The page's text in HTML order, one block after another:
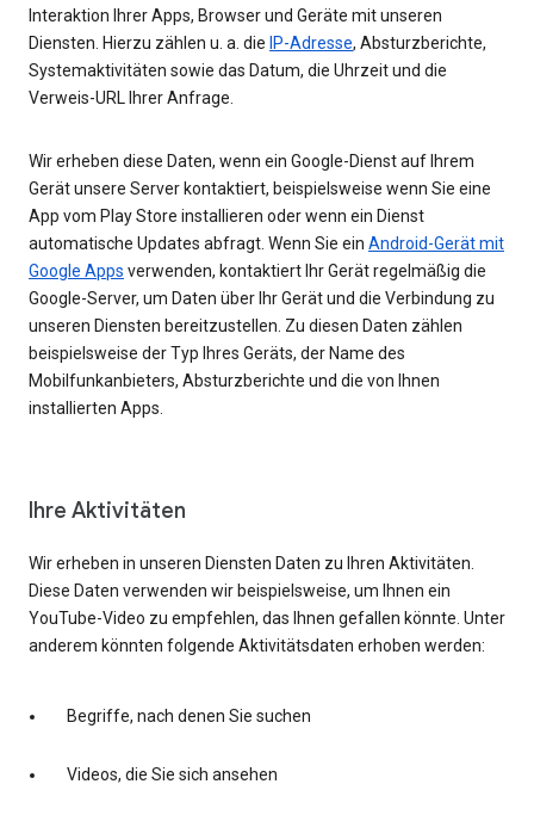
Interaktion Ihrer Apps, Browser und Geräte mit unseren
Diensten. Hierzu zählen u. a. die IP-Adresse, Absturzberichte,
Systemaktivitäten sowie das Datum, die Uhrzeit und die
Verweis-URL Ihrer Anfrage.
Wir erheben diese Daten, wenn ein Google-Dienst auf Ihrem
Gerät unsere Server kontaktiert, beispielsweise wenn Sie eine
App vom Play Store installieren oder wenn ein Dienst
automatische Updates abfragt. Wenn Sie ein Android-Gerät mit
Google Apps verwenden, kontaktiert Ihr Gerät regelmäßig die
Google-Server, um Daten über Ihr Gerät und die Verbindung zu
unseren Diensten bereitzustellen. Zu diesen Daten zählen
beispielsweise der Typ Ihres Geräts, der Name des
Mobilfunkanbieters, Absturzberichte und die von Ihnen
installierten Apps.
Ihre Aktivitäten
Wir erheben in unseren Diensten Daten zu Ihren Aktivitäten.
Diese Daten verwenden wir beispielsweise, um Ihnen ein
YouTube-Video zu empfehlen, das Ihnen gefallen könnte. Unter
anderem könnten folgende Aktivitätsdaten erhoben werden:
Begriffe, nach denen Sie suchen
Videos, die Sie sich ansehen